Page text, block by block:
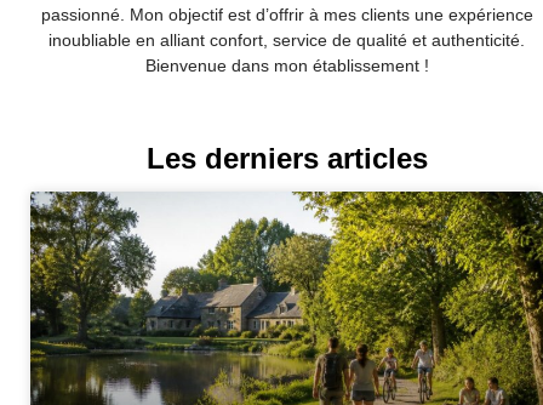
passionné. Mon objectif est d’offrir à mes clients une expérience
inoubliable en alliant confort, service de qualité et authenticité.
Bienvenue dans mon établissement !
Les derniers articles